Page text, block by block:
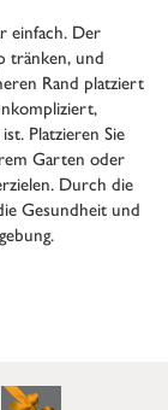
einfach. Der
tränken, und
Rand platziert
Platzieren Sie
Garten oder
Durch die
Gesundheit und